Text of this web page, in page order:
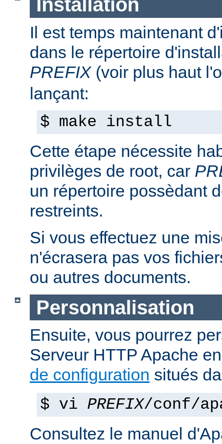
Installation
Il est temps maintenant
dans le répertoire
PREFIX(voir plus haut
lançant:
$ make install
Cette étape nécessite
privilèges de root, car
un répertoire possèdant
restreints.
Si vous effectuez une
n'écrasera pas vos
ou autres documents.
Personnalisation
Ensuite, vous pourrez
Serveur HTTP Apache
de configuration situés
$ vi PREFIX/conf/
Consultez le manuel